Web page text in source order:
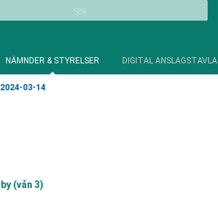
Sök
NÄMNDER & STYRELSER DIGITAL ANSLAGSTAVLA
03-14
(vån 3)